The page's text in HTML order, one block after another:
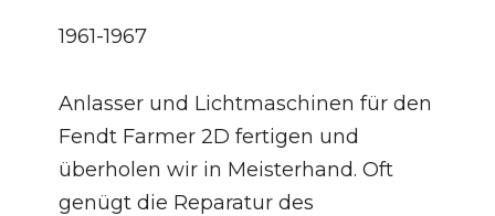
1961-1967
Anlasser und Lichtmaschinen für den
Fendt Farmer 2D fertigen und
überholen wir in Meisterhand. Oft
genügt die Reparatur des